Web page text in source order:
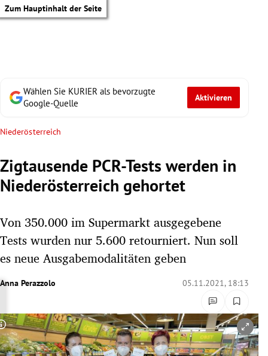
Zum Hauptinhalt der Seite
Untermenü
Untermenü
Untermenü
Wählen Sie KURIER als bevorzugte
Google-Quelle
Aktivieren
Niederösterreich
Zigtausende PCR-Tests werden in
Niederösterreich gehortet
Von 350.000 im Supermarkt ausgegebene
Tests wurden nur 5.600 retourniert. Nun soll
es neue Ausgabemodalitäten geben
Anna Perazzolo 05.11.2021, 18:13
Copyright-Hinweis öffnen/schließen